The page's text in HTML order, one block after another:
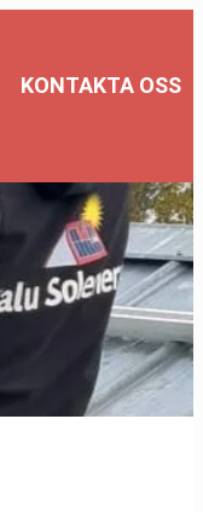
KONTAKTA OSS